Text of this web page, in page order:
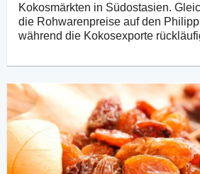
Kokosmärkten in Südostasien.
die Rohwarenpreise auf den
während die Kokosexporte